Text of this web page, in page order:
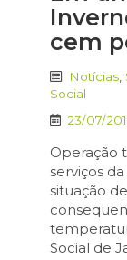
cem
Notícias
Social
23/07/
Operação
serviços
situação
Social de